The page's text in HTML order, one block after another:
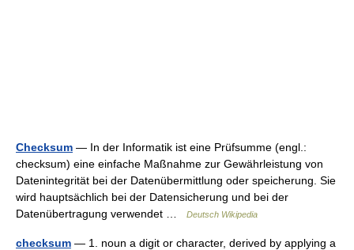
Checksum — In der Informatik ist eine Prüfsumme (engl.:
checksum) eine einfache Maßnahme zur Gewährleistung von
Datenintegrität bei der Datenübermittlung oder speicherung. Sie
wird hauptsächlich bei der Datensicherung und bei der
Datenübertragung verwendet …
Deutsch Wikipedia
checksum — 1. noun a digit or character, derived by applying a